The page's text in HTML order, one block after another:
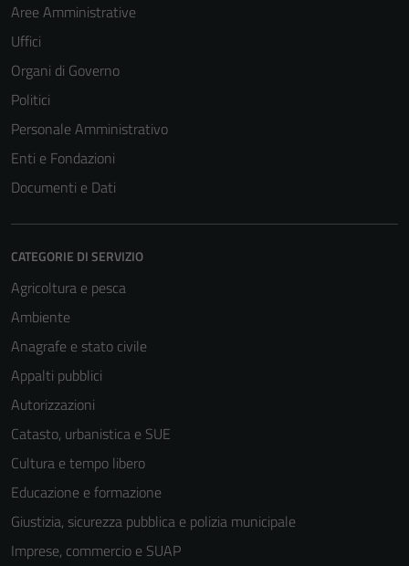
Aree Amministrative
Uffici
Organi di Governo
Politici
Personale Amministrativo
Enti e Fondazioni
Documenti e Dati
CATEGORIE DI SERVIZIO
Agricoltura e pesca
Ambiente
Anagrafe e stato civile
Appalti pubblici
Autorizzazioni
Catasto, urbanistica e SUE
Cultura e tempo libero
Educazione e formazione
Giustizia, sicurezza pubblica e polizia municipale
Imprese, commercio e SUAP
essere